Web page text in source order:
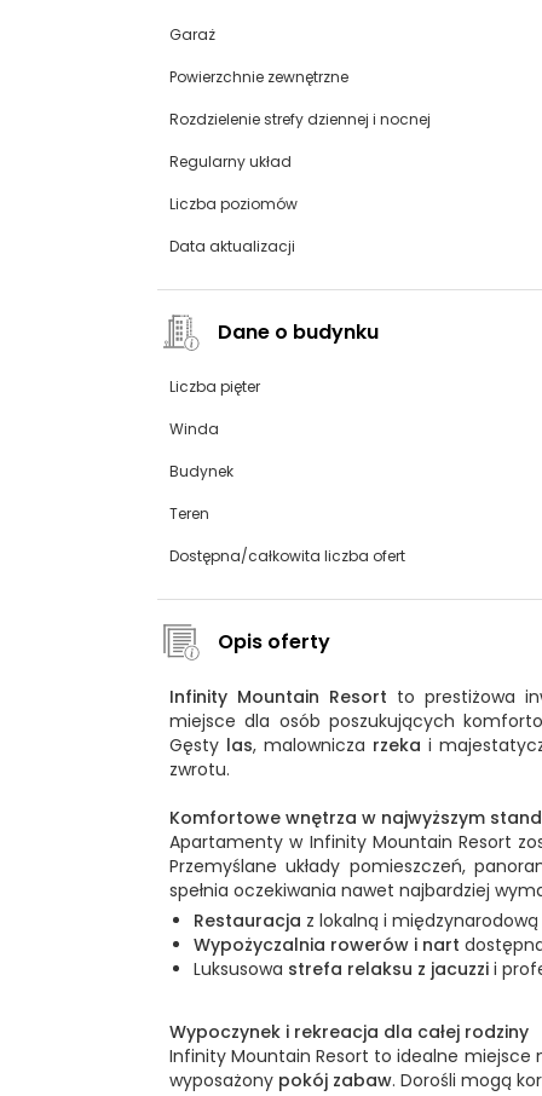
Garaż
Powierzchnie zewnętrzne
Rozdzielenie strefy dziennej i nocnej
Regularny układ
Liczba poziomów
Data aktualizacji
Dane o budynku
Liczba pięter
Winda
Budynek
Teren
Dostępna/całkowita liczba ofert
Opis oferty
Infinity Mountain Resort to prestiżowa
miejsce dla osób poszukujących
Gęsty las, malownicza rzeka i
zwrotu.
Komfortowe wnętrza w najwyższym
Apartamenty w Infinity Mountain Resort
Przemyślane układy pomieszczeń,
spełnia oczekiwania nawet najbardziej
Restauracja z lokalną i
Wypożyczalnia rowerów i nart
Luksusowa strefa relaksu z jacuzzi i
Wypoczynek i rekreacja dla całej rodziny
Infinity Mountain Resort to idealne miejsce
wyposażony pokój zabaw. Dorośli mogą